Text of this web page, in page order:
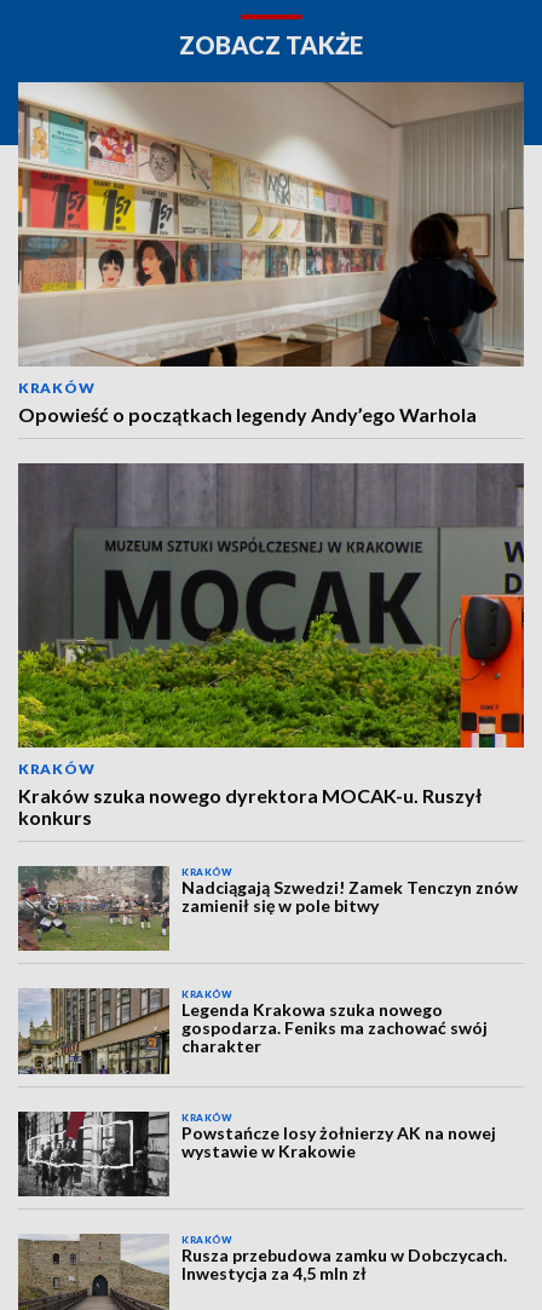
ZOBACZ TAKŻE
KRAKÓW
Opowieść o początkach legendy Andy’ego Warhola
KRAKÓW
Kraków szuka nowego dyrektora MOCAK-u. Ruszył
konkurs
KRAKÓW
Nadciągają Szwedzi! Zamek Tenczyn znów
zamienił się w pole bitwy
KRAKÓW
Legenda Krakowa szuka nowego
gospodarza. Feniks ma zachować swój
charakter
KRAKÓW
Powstańcze losy żołnierzy AK na nowej
wystawie w Krakowie
KRAKÓW
Rusza przebudowa zamku w Dobczycach.
Inwestycja za 4,5 mln zł